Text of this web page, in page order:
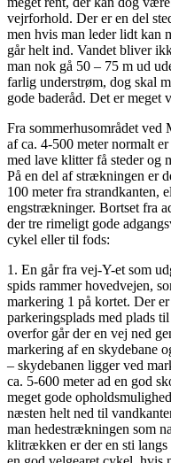
vejrforhold. Der er en del
men hvis man leder lidt kan
går helt ind. Vandet bliver
man nok gå 50 – 75 m ud
farlig understrøm, dog skal
gode baderåd. Det er meget
Fra sommerhusområdet
af ca. 4-500 meter normalt
med lave klitter få steder og
På en del af strækningen er
100 meter fra strandkanten,
engstrækninger. Bortset fra
der tre rimeligt gode
cykel eller til fods:
1. En går fra vej-Y-et som
spids rammer hovedvejen,
markering 1 på kortet. Der
parkeringsplads med plads
overfor går der en vej ned
markering af en skydebane
– skydebanen ligger ved
ca. 5-600 meter ad en god
meget gode
næsten helt ned til
man hedestrækningen som
klitrækken er der en sti langs